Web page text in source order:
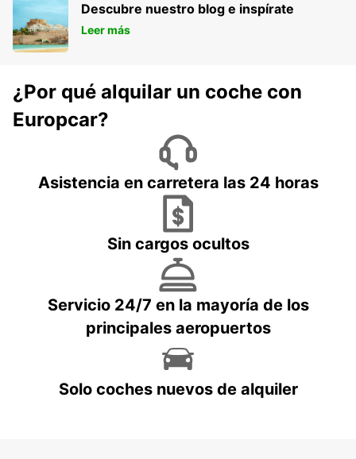
Descubre nuestro blog e inspírate
Leer más
¿Por qué alquilar un coche con
Europcar?
Asistencia en carretera las 24 horas
Sin cargos ocultos
Servicio 24/7 en la mayoría de los
principales aeropuertos
Solo coches nuevos de alquiler